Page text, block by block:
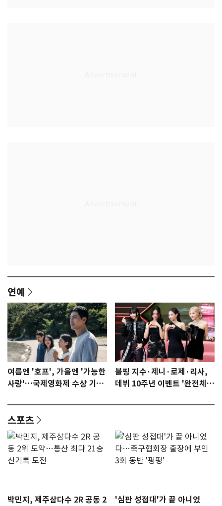
연예
여름엔 '호프', 가을엔 '가능한
사랑'…국제영화제 수상 기대
블핑 지수·제니·로제·리사,
데뷔 10주년 이벤트 '완전체'
스포츠
박민지, 제주삼다수 2R 공동 2
'심판 성접대'가 끝 아니었